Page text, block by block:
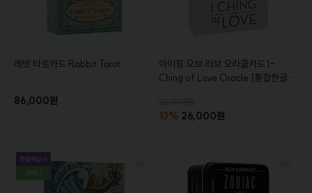
래빗 타로카드 Rabbit Tarot
86,000원
아이칭 오브 러브 오라클카드I-
Ching of Love Oracle [통합한글해
13% 26,000원